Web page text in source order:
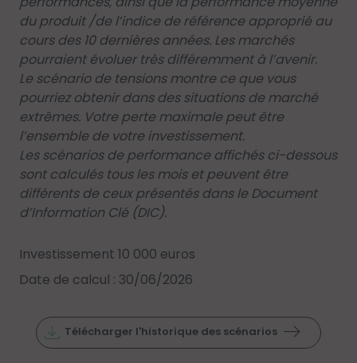
du produit /de l’indice de référence approprié au
cours des 10 dernières années. Les marchés
pourraient évoluer très différemment à l’avenir.
Le scénario de tensions montre ce que vous
pourriez obtenir dans des situations de marché
extrêmes. Votre perte maximale peut être
l’ensemble de votre investissement.
Les scénarios de performance affichés ci-dessous
sont calculés tous les mois et peuvent être
différents de ceux présentés dans le Document
d’Information Clé (DIC).
Investissement 10 000 euros
Date de calcul : 30/06/2026
Télécharger l'historique des scénarios